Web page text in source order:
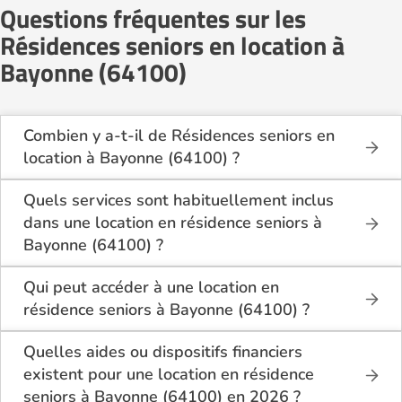
Questions fréquentes sur les
Résidences seniors en location à
Bayonne (64100)
Combien y a-t-il de Résidences seniors en
location à Bayonne (64100) ?
Sur le site Logement-seniors.com, on recense
actuellement 2 Résidences seniors en location à
Bayonne (64100).
Quels services sont habituellement inclus
dans une location en résidence seniors à
Bayonne (64100) ?
En location à Bayonne (64100), la résidence seniors
inclut généralement : l’entretien des espaces
communs, l’accès à des activités, la présence d’un
accueil / surveillance, la restauration ou service
repas optionnel. Certains services sont optionnels et
peuvent faire monter le tarif.
Qui peut accéder à une location en
résidence seniors à Bayonne (64100) ?
La location en résidence seniors à Bayonne (64100)
s’adresse aux personnes autonomes souhaitant un
logement adapté, sécurisé et convivial. Il est
conseillé d’avoir environ 60 ans ou plus, bien que
Quelles aides ou dispositifs financiers
existent pour une location en résidence
seniors à Bayonne (64100) en 2026 ?